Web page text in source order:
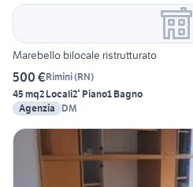
Marebello bilocale ristrutturato
500 €Rimini(RN)
45 mq2 Locali2° Piano1 Bagno
Agenzia
DM